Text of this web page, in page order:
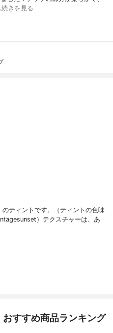
続きを見る
ティントです。（ティントの色味
）テクスチャーは、あ
すすめ商品ランキング